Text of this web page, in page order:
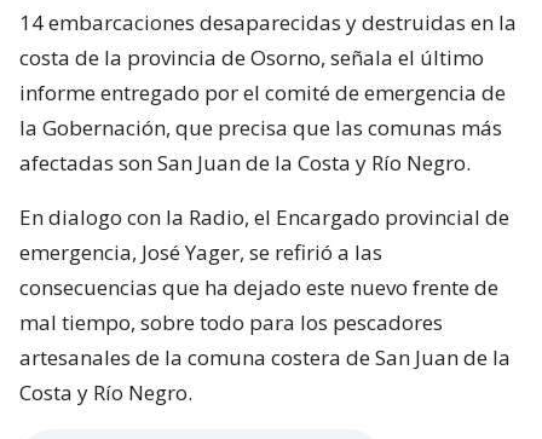
14 embarcaciones desaparecidas y destruidas en la
costa de la provincia de Osorno, señala el último
informe entregado por el comité de emergencia de
la Gobernación, que precisa que las comunas más
afectadas son San Juan de la Costa y Río Negro.
En dialogo con la Radio, el Encargado provincial de
emergencia, José Yager, se refirió a las
consecuencias que ha dejado este nuevo frente de
mal tiempo, sobre todo para los pescadores
artesanales de la comuna costera de San Juan de la
Costa y Río Negro.